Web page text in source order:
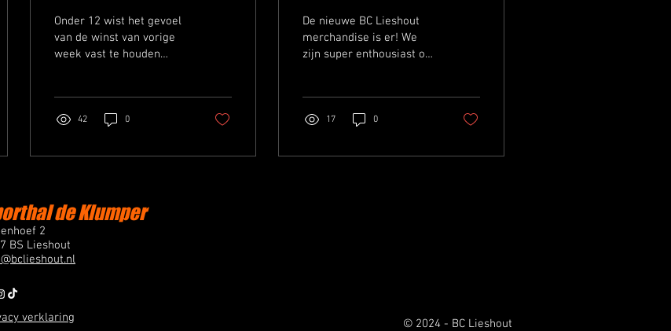
overtuigen in eigen
huis
Onder 12 wist het gevoel
van de winst van vorige
week vast te houden
42 0
De nieuwe BC Lieshout
merchandise is er! We
zijn super enthousiast om
17 0
de Klumper
2
BS Lieshout
verklaring © 2024 - BC Lieshout